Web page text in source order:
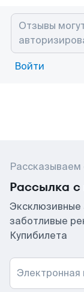
Войти
Рассказываем
Рассылка
Эксклюзивные
заботливые
Купибилета
Электронная